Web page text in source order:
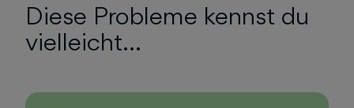
Diese Probleme kennst du
vielleicht…